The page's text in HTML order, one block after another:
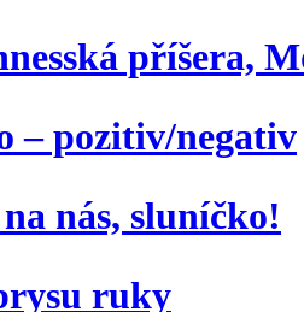
příšera,
– pozitiv/negativ
nás, sluníčko!
ruky